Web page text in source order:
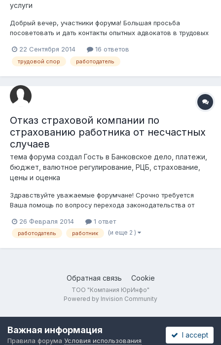
услуги
Добрый вечер, участники форума! Большая просьба
посоветовать и дать контакты опытных адвокатов в трудовых
праве. Буду безумно благодарна за советы и подсказки.
Открыла гугл, но там их так много, не разберешь кто есть
22 Сентября 2014 16 ответов
трудовой спор работодатель
Отказ страховой компании по
страхованию работника от несчастных
случаев
тема форума создал Гость в Банковское дело, платежи,
бюджет, валютное регулирование, РЦБ, страхование,
цены и оценка
Здравствуйте уважаемые форумчане! Срочно требуется
Ваша помощь по вопросу перехода законодательства от
причинение вреда жизни и здоровью работника при
исполнении им трудовых (служебных) обязанностей" (далее -
26 Февраля 2014 1 ответ
работодатель работник (и еще 2 )
Обратная связь Cookie
ТОО "Компания ЮрИнфо"
Powered by Invision Community
Важная информация
Правила форума Условия использования
I accept